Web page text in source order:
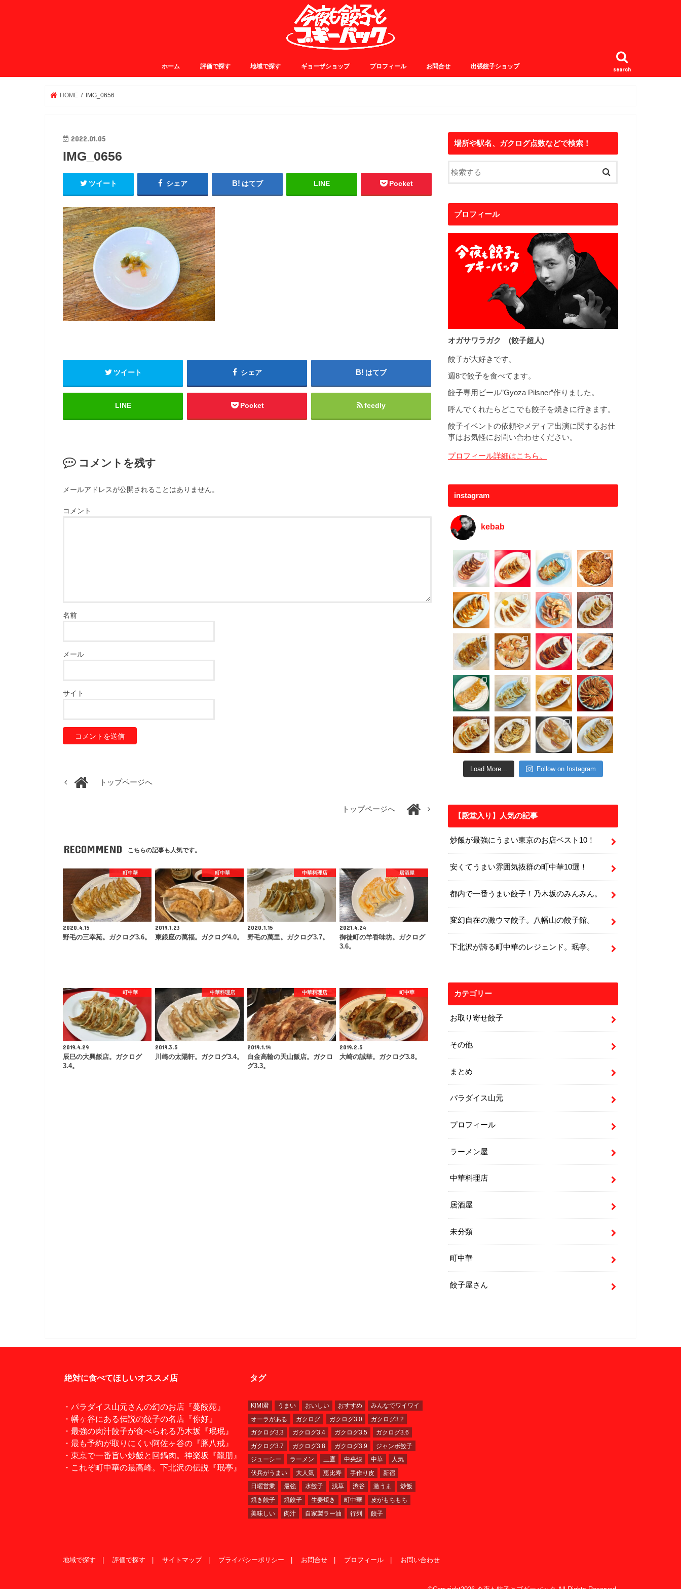
search
ホーム 評価で探す 地域で探す ギョーザショップ プロフィール お問合せ 出張餃子ショップ
HOME IMG_0656
2022.01.05
IMG_0656
ツイート シェア はてブ LINE Pocket
ツイート シェア はてブ
LINE Pocket feedly
コメントを残す
メールアドレスが公開されることはありません。
コメント
名前
メール
サイト
トップページへ
トップページへ
RECOMMEND こちらの記事も人気です。
町中華
2020.4.15
野毛の三幸苑。ガクログ3.6。
町中華
2019.1.23
東銀座の萬福。ガクログ4.0。
中華料理店
2020.1.15
野毛の萬里。ガクログ3.7。
居酒屋
2021.4.24
御徒町の羊香味坊。ガクログ
3.6。
町中華
2019.4.29
辰巳の大興飯店。ガクログ
3.4。
中華料理店
2019.3.5
川崎の太陽軒。ガクログ3.4。
中華料理店
2019.1.14
白金高輪の天山飯店。ガクロ
グ3.3。
町中華
2019.2.5
大崎の誠華。ガクログ3.8。
場所や駅名、ガクログ点数などで検索！
プロフィール
オガサワラガク (餃子超人)
餃子が大好きです。
週8で餃子を食べてます。
餃子専用ビール”Gyoza Pilsner”作りました。
呼んでくれたらどこでも餃子を焼きに行きます。
餃子イベントの依頼やメディア出演に関するお仕
事はお気軽にお問い合わせください。
プロフィール詳細はこちら。
instagram
kebab
Load More... Follow on Instagram
【殿堂入り】人気の記事
炒飯が最強にうまい東京のお店ベスト10！
安くてうまい雰囲気抜群の町中華10選！
都内で一番うまい餃子！乃木坂のみんみん。
変幻自在の激ウマ餃子。八幡山の餃子館。
下北沢が誇る町中華のレジェンド。珉亭。
カテゴリー
お取り寄せ餃子
その他
まとめ
パラダイス山元
プロフィール
ラーメン屋
中華料理店
居酒屋
未分類
町中華
餃子屋さん
絶対に食べてほしいオススメ店
・パラダイス山元さんの幻のお店『蔓餃苑』
・幡ヶ谷にある伝説の餃子の名店『你好』
・最強の肉汁餃子が食べられる乃木坂『珉珉』
・最も予約が取りにくい阿佐ヶ谷の『豚八戒』
・東京で一番旨い炒飯と回鍋肉。神楽坂『龍朋』
・これぞ町中華の最高峰。下北沢の伝説『珉亭』
タグ
KIMI君 うまい おいしい おすすめ
みんなでワイワイ
オーラがある
ガクログ ガクログ3.0
ガクログ3.2
ガクログ3.3
ガクログ3.4 ガクログ3.5
ガクログ3.6
ガクログ3.7
ガクログ3.8 ガクログ3.9
ジャンボ餃子
ジューシー
ラーメン 三鷹 中央線 中華
人気
伏兵がうまい
大人気 恵比寿 手作り皮
新宿
日曜営業
最強 水餃子 浅草 渋谷 激うま
炒飯
焼き餃子
焼餃子 生姜焼き 町中華
皮がもちもち
美味しい
肉汁 自家製ラー油 行列 餃子
地域で探す 評価で探す サイトマップ プライバシーポリシー お問合せ プロフィール お問い合わせ